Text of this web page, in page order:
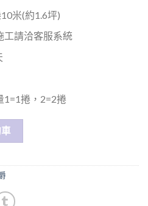
米(約1.6坪)
工請洽客服系統
1=1捲，2=2捲